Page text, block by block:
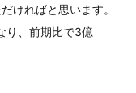
ければと思います。
り、前期比で3億